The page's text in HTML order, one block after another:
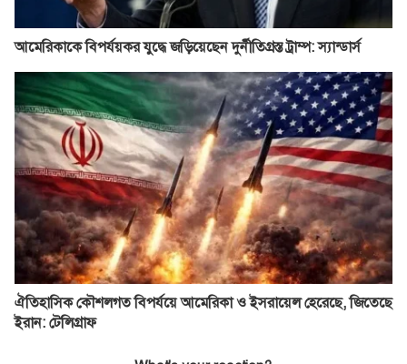
আমেরিকাকে বিপর্যয়কর যুদ্ধে জড়িয়েছেন দুর্নীতিগ্রস্ত ট্রাম্প: স্যান্ডার্স
ঐতিহাসিক কৌশলগত বিপর্যয়ে আমেরিকা ও ইসরায়েল হেরেছে, জিতেছে
ইরান: টেলিগ্রাফ